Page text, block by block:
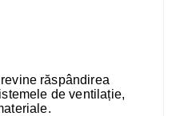
răspândirea
de ventilație,